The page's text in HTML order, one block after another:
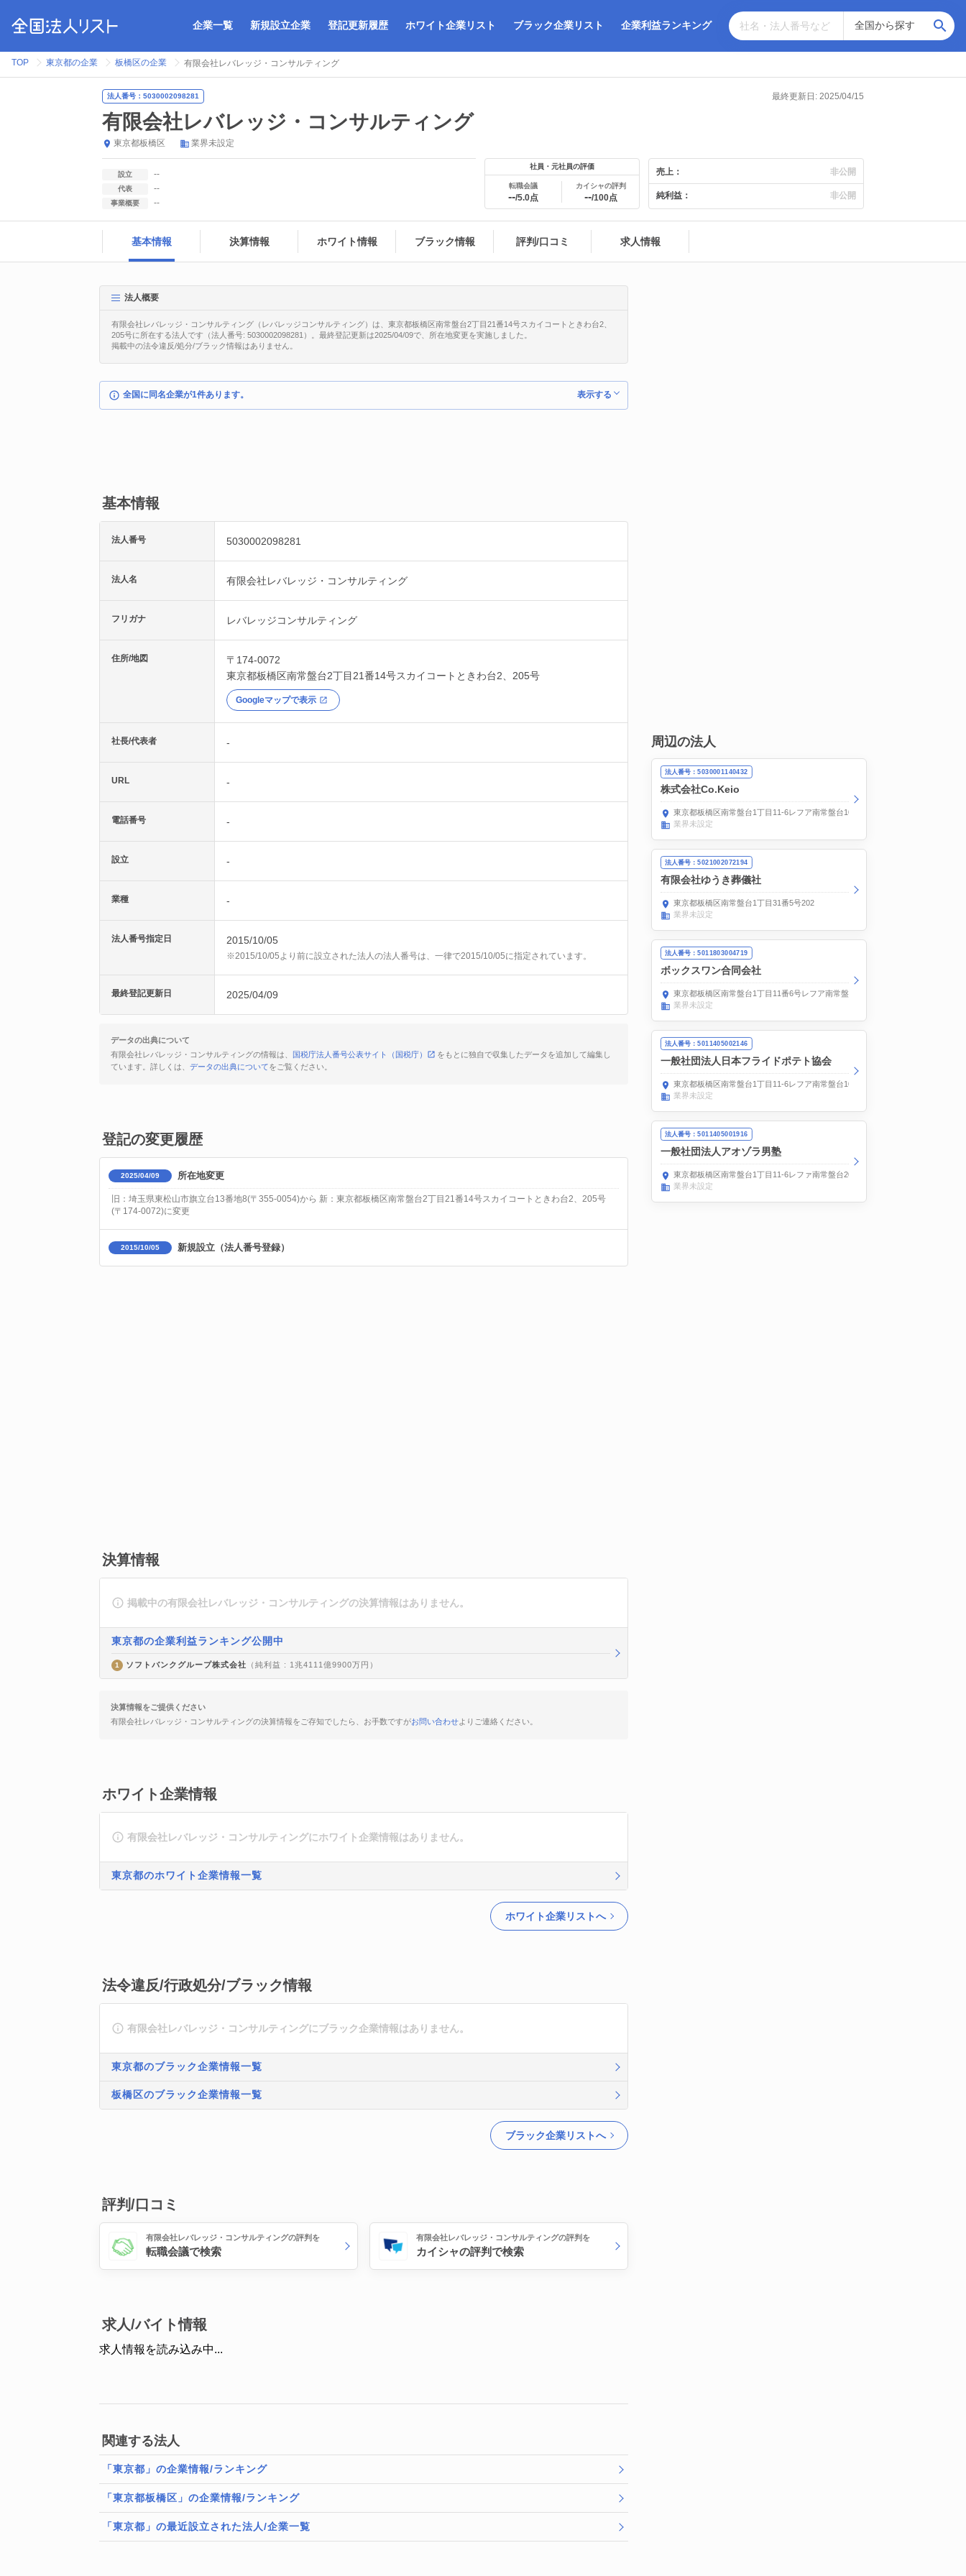
企業一覧 新規設立企業 登記更新履歴 ホワイト企業リスト ブラック企業リスト 企業利益ランキング
TOP 東京都の企業 板橋区の企業 有限会社レバレッジ・コンサルティング
法人番号：5030002098281 最終更新日: 2025/04/15
有限会社レバレッジ・コンサルティング
東京都板橋区 業界未設定
設立 --
代表 --
事業概要 --
社員・元社員の評価
転職会議
--/5.0点
カイシャの評判
--/100点
売上： 非公開
純利益： 非公開
基本情報 決算情報 ホワイト情報 ブラック情報 評判/口コミ 求人情報
法人概要
有限会社レバレッジ・コンサルティング（レバレッジコンサルティング）は、東京都板橋区南常盤台2丁目21番14号スカイコートときわ台2、
205号に所在する法人です（法人番号: 5030002098281）。最終登記更新は2025/04/09で、所在地変更を実施しました。
掲載中の法令違反/処分/ブラック情報はありません。
全国に同名企業が1件あります。 表示する
基本情報
法人番号 5030002098281
法人名 有限会社レバレッジ・コンサルティング
フリガナ レバレッジコンサルティング
住所/地図
〒174-0072
東京都板橋区南常盤台2丁目21番14号スカイコートときわ台2、205号
Googleマップで表示
社長/代表者 -
URL -
電話番号 -
設立 -
業種 -
法人番号指定日 2015/10/05
※2015/10/05より前に設立された法人の法人番号は、一律で2015/10/05に指定されています。
最終登記更新日 2025/04/09
データの出典について
有限会社レバレッジ・コンサルティングの情報は、
国税庁法人番号公表サイト（国税庁）
をもとに独自で収集したデータを追加して編集し
ています。詳しくは、 データの出典についてをご覧ください。
登記の変更履歴
2025/04/09 所在地変更
旧：埼玉県東松山市旗立台13番地8(〒355-0054)から 新：東京都板橋区南常盤台2丁目21番14号スカイコートときわ台2、205号
(〒174-0072)に変更
2015/10/05 新規設立（法人番号登録）
決算情報
掲載中の有限会社レバレッジ・コンサルティングの決算情報はありません。
東京都の企業利益ランキング公開中
1 ソフトバンクグループ株式会社 （純利益 : 1兆4111億9900万円）
決算情報をご提供ください
有限会社レバレッジ・コンサルティングの決算情報をご存知でしたら、お手数ですがお問い合わせよりご連絡ください。
ホワイト企業情報
有限会社レバレッジ・コンサルティングにホワイト企業情報はありません。
東京都のホワイト企業情報一覧
ホワイト企業リストへ
法令違反/行政処分/ブラック情報
有限会社レバレッジ・コンサルティングにブラック企業情報はありません。
東京都のブラック企業情報一覧
板橋区のブラック企業情報一覧
ブラック企業リストへ
評判/口コミ
有限会社レバレッジ・コンサルティングの評判を
転職会議で検索
有限会社レバレッジ・コンサルティングの評判を
カイシャの評判で検索
求人/バイト情報
求人情報を読み込み中...
関連する法人
「東京都」の企業情報/ランキング
「東京都板橋区」の企業情報/ランキング
「東京都」の最近設立された法人/企業一覧
周辺の法人
法人番号：5030001140432
株式会社Co.Keio
東京都板橋区南常盤台1丁目11-6レフア南常盤台101号室
業界未設定
法人番号：5021002072194
有限会社ゆうき葬儀社
東京都板橋区南常盤台1丁目31番5号202
業界未設定
法人番号：5011803004719
ボックスワン合同会社
東京都板橋区南常盤台1丁目11番6号レフア南常盤台101号室
業界未設定
法人番号：5011405002146
一般社団法人日本フライドポテト協会
東京都板橋区南常盤台1丁目11-6レフア南常盤台101号室
業界未設定
法人番号：5011405001916
一般社団法人アオゾラ男塾
東京都板橋区南常盤台1丁目11-6レファ南常盤台206号室
業界未設定